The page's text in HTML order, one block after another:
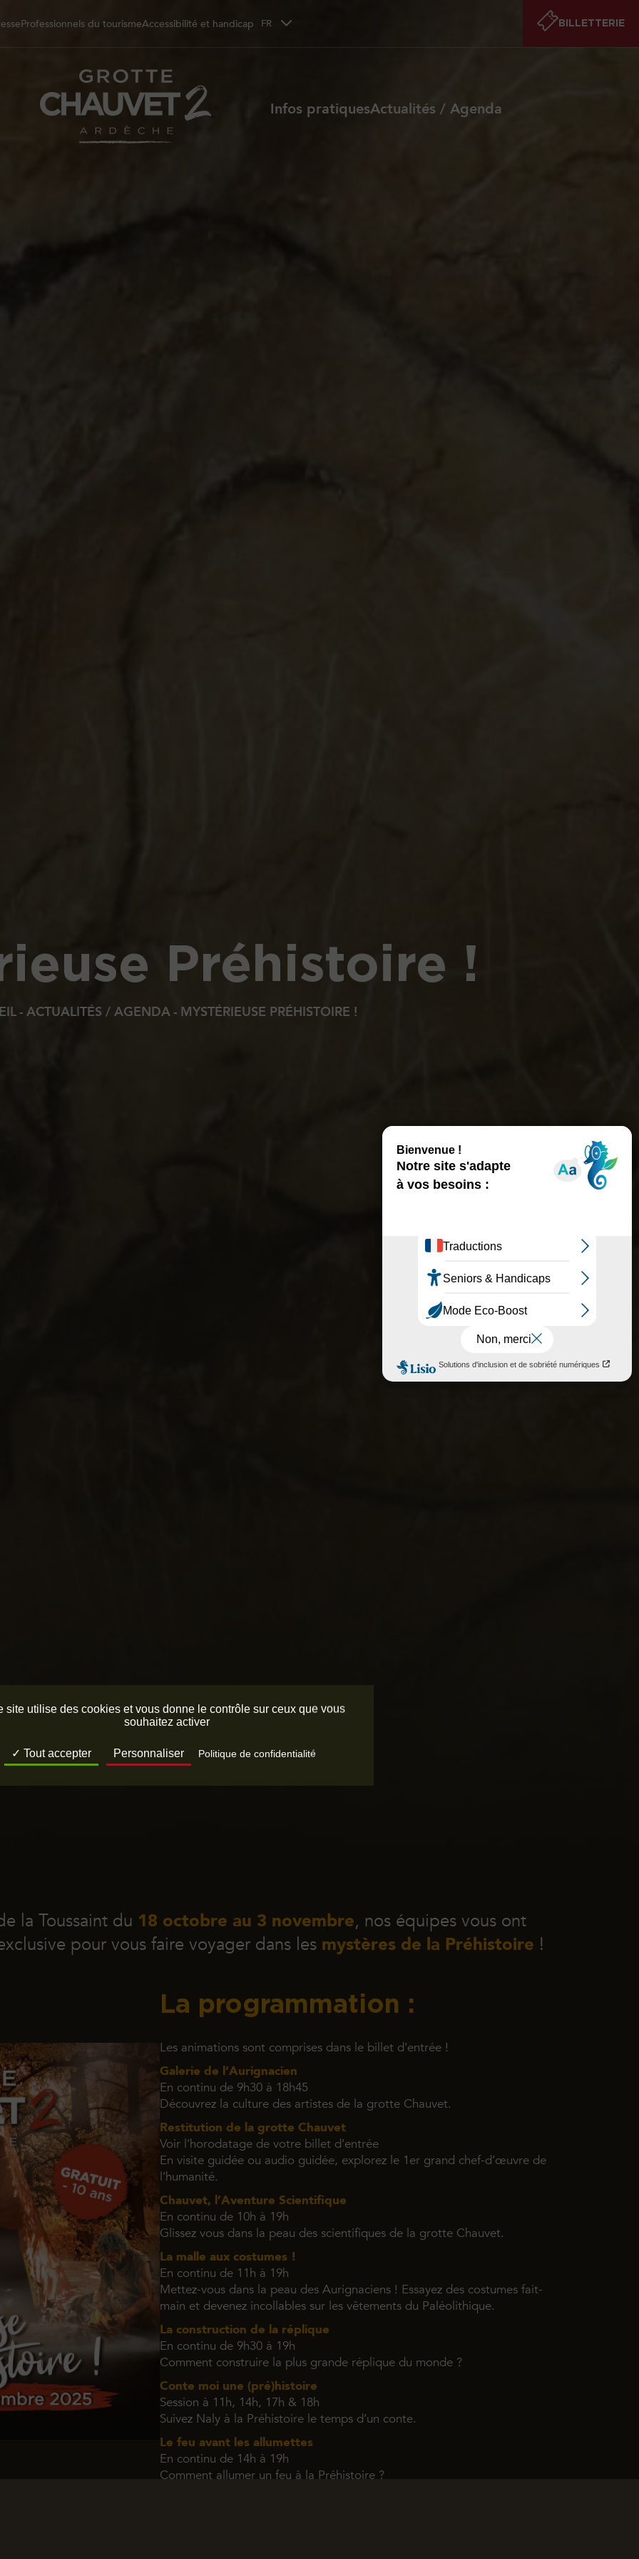
Professionnels du tourismeAccessibilité et handicap FR BILLETTERIE
Infos pratiquesActualités / Agenda
Préhistoire !
ACTUALITÉS / AGENDA MYSTÉRIEUSE PRÉHISTOIRE !
la Toussaint du 18 octobre au 3 novembre, nos équipes vous ont
pour vous faire voyager dans les mystères de la Préhistoire !
La programmation :
Les animations sont comprises dans le billet d’entrée !
Galerie de l’Aurignacien
En continu de 9h30 à 18h45
Découvrez la culture des artistes de la grotte Chauvet.
Restitution de la grotte Chauvet
Voir l’horodatage de votre billet d’entrée
En visite guidée ou audio guidée, explorez le 1er grand chef-d’œuvre de
l’humanité.
Chauvet, l’Aventure Scientifique
En continu de 10h à 19h
Glissez vous dans la peau des scientifiques de la grotte Chauvet.
La malle aux costumes !
En continu de 11h à 19h
Mettez-vous dans la peau des Aurignaciens ! Essayez des costumes fait-
main et devenez incollables sur les vêtements du Paléolithique.
La construction de la réplique
En continu de 9h30 à 19h
Comment construire la plus grande réplique du monde ?
Conte moi une (pré)histoire
Session à 11h, 14h, 17h & 18h
Suivez Naly à la Préhistoire le temps d’un conte.
Le feu avant les allumettes
En continu de 14h à 19h
Comment allumer un feu à la Préhistoire ?
site utilise des cookies et vous donne le contrôle sur ceux que vous
souhaitez activer
Tout accepter Personnaliser Politique de confidentialité